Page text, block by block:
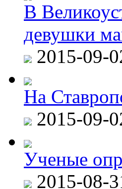
В
девушки
2015-09-
На
2015-09-
Ученые
2015-08-